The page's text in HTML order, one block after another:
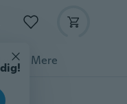
Mere